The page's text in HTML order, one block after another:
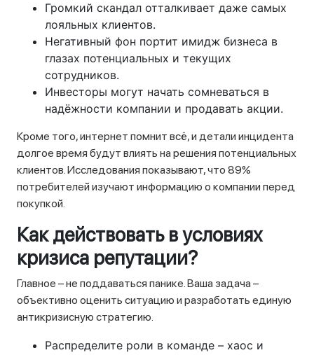
Громкий скандал отталкивает даже самых
лояльных клиентов.
Негативный фон портит имидж бизнеса в
глазах потенциальных и текущих
сотрудников.
Инвесторы могут начать сомневаться в
надёжности компании и продавать акции.
Кроме того, интернет помнит всё, и детали инцидента
долгое время будут влиять на решения потенциальных
клиентов. Исследования показывают, что 89%
потребителей изучают информацию о компании перед
покупкой.
Как действовать в условиях
кризиса репутации?
Главное – не поддаваться панике. Ваша задача –
объективно оценить ситуацию и разработать единую
антикризисную стратегию.
Распределите роли в команде – хаос и